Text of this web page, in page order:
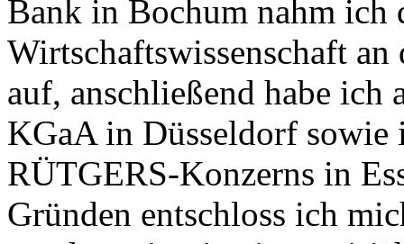
Bank in Bochum nahm ich
Wirtschaftswissenschaft
auf, anschließend habe ich
KGaA in Düsseldorf sowie
RÜTGERS-Konzerns in
Gründen entschloss ich